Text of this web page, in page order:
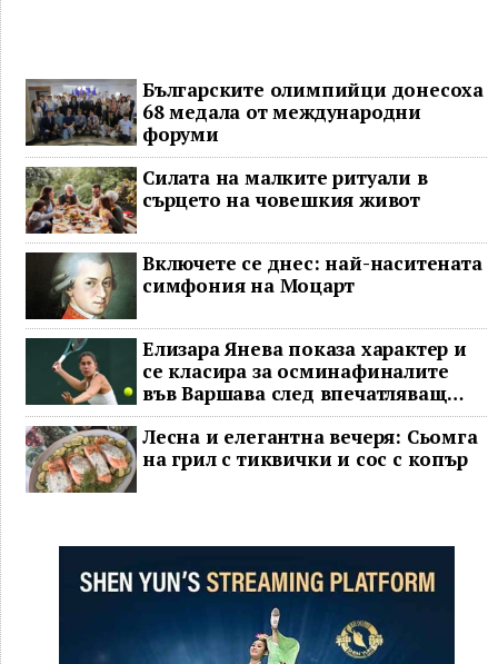
Българските олимпийци донесоха
68 медала от международни
форуми
Силата на малките ритуали в
сърцето на човешкия живот
Включете се днес: най-наситената
симфония на Моцарт
Елизара Янева показа характер и
се класира за осминафиналите
във Варшава след впечатляващ
обрат
Лесна и елегантна вечеря: Сьомга
на грил с тиквички и сос с копър